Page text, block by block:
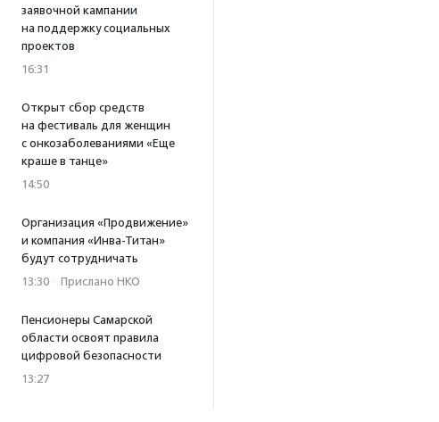
заявочной кампании
на поддержку социальных
проектов
16:31
Открыт сбор средств
на фестиваль для женщин
с онкозаболеваниями «Еще
краше в танце»
14:50
Организация «Продвижение»
и компания «Инва-Титан»
будут сотрудничать
13:30 · Прислано НКО
Пенсионеры Самарской
области освоят правила
цифровой безопасности
13:27